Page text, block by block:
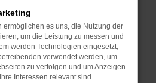
dein Browser und dein
auf dem neuesten Stand
birgt nicht nur ein
ermöglichen es uns, die Nutzung der
um die Leistung zu messen und
werden Technologien eingesetzt,
verwendet werden, um
zu verfolgen und um Anzeigen
Interessen relevant sind.